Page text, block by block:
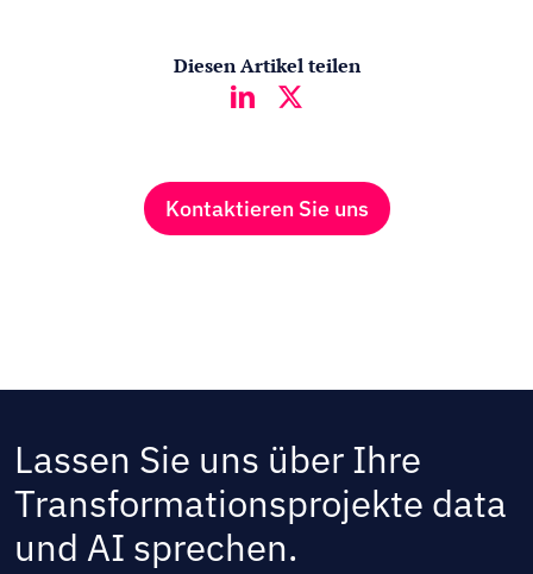
Diesen Artikel teilen
Kontaktieren Sie uns
Lassen Sie uns über Ihre
Transformationsprojekte data
und AI sprechen.